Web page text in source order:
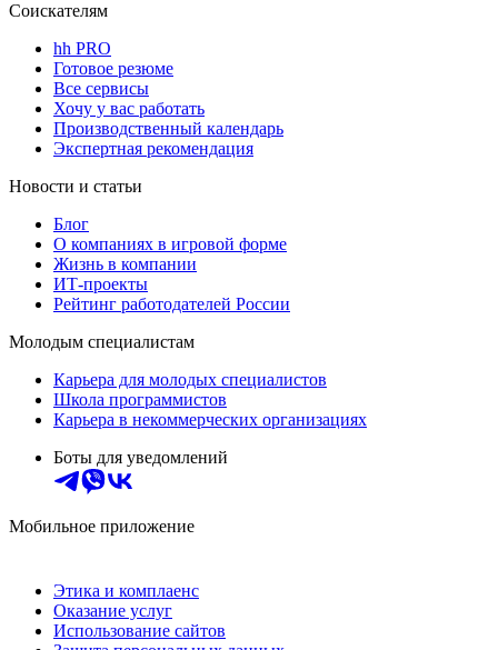
Соискателям
hh PRO
Готовое резюме
Все сервисы
Хочу у вас работать
Производственный календарь
Экспертная рекомендация
Новости и статьи
Блог
О компаниях в игровой форме
Жизнь в компании
ИТ-проекты
Рейтинг работодателей России
Молодым специалистам
Карьера для молодых специалистов
Школа программистов
Карьера в некоммерческих организациях
Боты для уведомлений
Мобильное приложение
Этика и комплаенс
Оказание услуг
Использование сайтов